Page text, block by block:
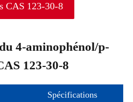
CAS 123-30-8
4-aminophénol/p-
123-30-8
Spécifications